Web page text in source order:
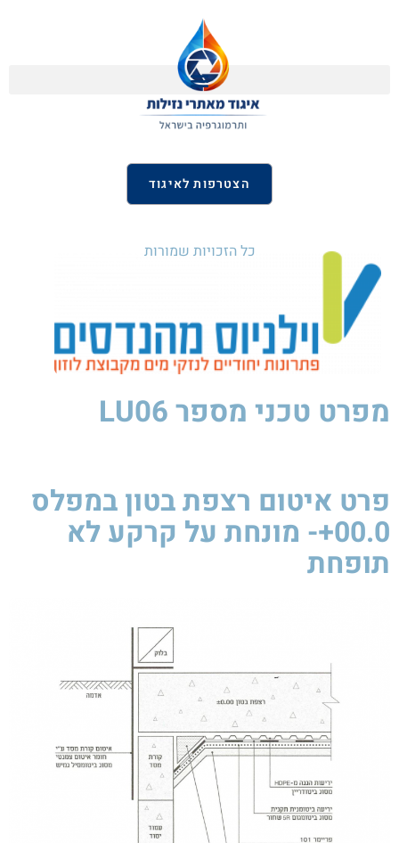
הצטרפות לאיגוד
כל הזכויות שמורות
מפרט טכני מספר LU06
פרט איטום רצפת בטון במפלס
00.0+- מונחת על קרקע לא
תופחת